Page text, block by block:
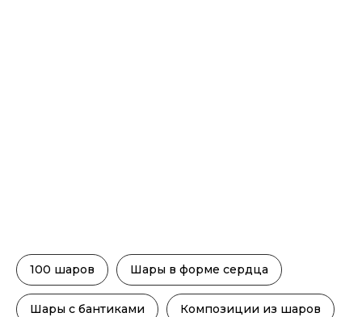
100 шаров Шары в форме сердца
Шары с бантиками Композиции из шаров